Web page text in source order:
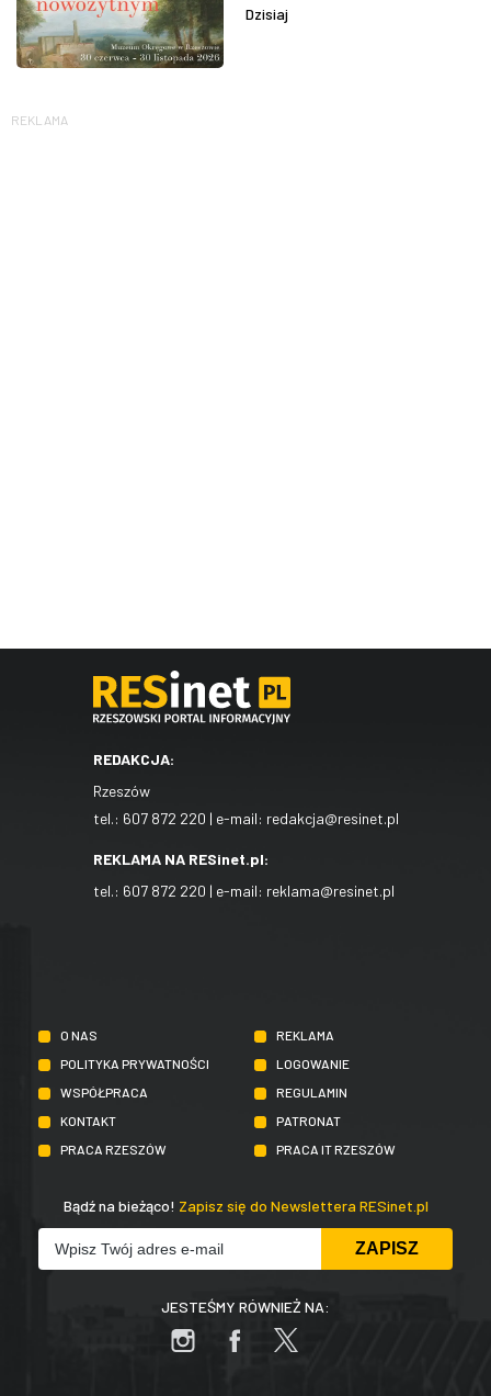
Dzisiaj
REKLAMA
REDAKCJA:
Rzeszów
tel.: 607 872 220 | e-mail: redakcja@resinet.pl
REKLAMA NA RESinet.pl:
tel.: 607 872 220 | e-mail: reklama@resinet.pl
O NAS
REKLAMA
POLITYKA PRYWATNOŚCI
LOGOWANIE
WSPÓŁPRACA
REGULAMIN
KONTAKT
PATRONAT
PRACA RZESZÓW
PRACA IT RZESZÓW
Bądź na bieżąco! Zapisz się do Newslettera RESinet.pl
JESTEŚMY RÓWNIEŻ NA: